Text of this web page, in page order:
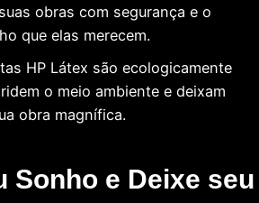
obras com segurança e o
que elas merecem.
HP Látex são ecologicamente
o meio ambiente e deixam
obra magnífica.
Sonho e Deixe seu